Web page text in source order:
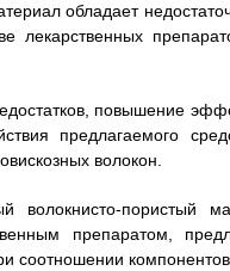
обладает
лекарственных
повышение
предлагаемого
волокон.
пористый
препаратом,
соотношении